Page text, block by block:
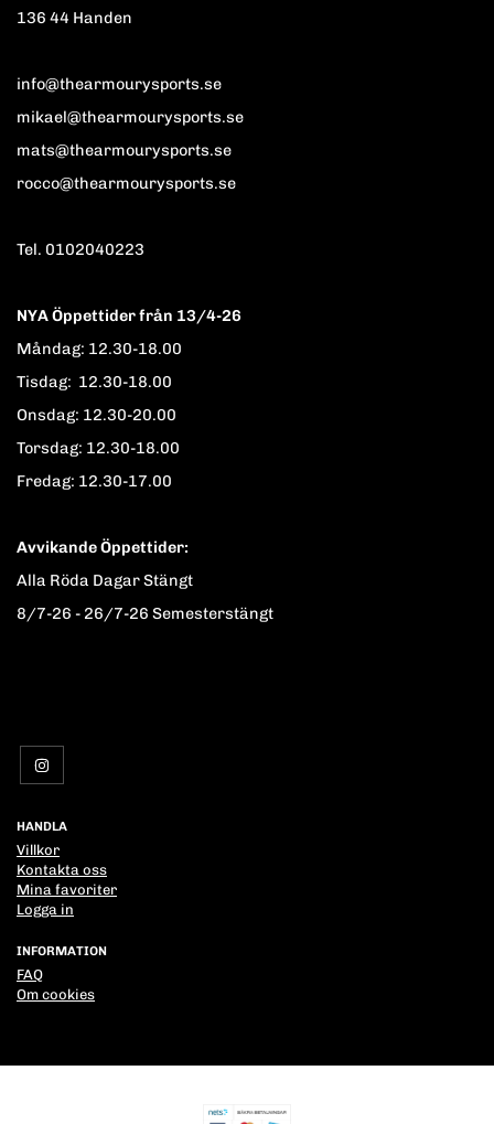
136 44 Handen
info@thearmourysports.se
mikael@thearmourysports.se
mats@thearmourysports.se
rocco@thearmourysports.se
Tel. 0102040223
NYA Öppettider från 13/4-26
Måndag: 12.30-18.00
Tisdag: 12.30-18.00
Onsdag: 12.30-20.00
Torsdag: 12.30-18.00
Fredag: 12.30-17.00
Avvikande Öppettider:
Alla Röda Dagar Stängt
8/7-26 - 26/7-26 Semesterstängt
HANDLA
Villkor
Kontakta oss
Mina favoriter
Logga in
INFORMATION
FAQ
Om cookies